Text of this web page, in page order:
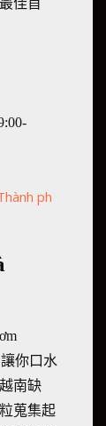
佳首
ph
你口水
南缺
蒐集起